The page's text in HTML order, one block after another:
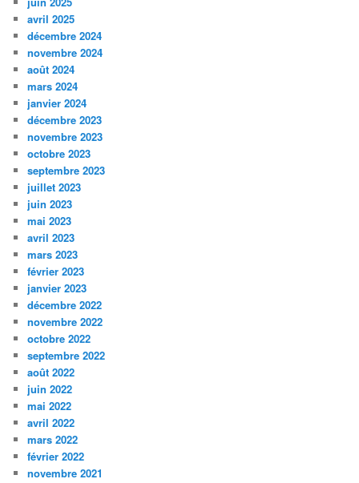
avril 2025
décembre 2024
novembre 2024
août 2024
mars 2024
janvier 2024
décembre 2023
novembre 2023
octobre 2023
septembre 2023
juillet 2023
juin 2023
mai 2023
avril 2023
mars 2023
février 2023
janvier 2023
décembre 2022
novembre 2022
octobre 2022
septembre 2022
août 2022
juin 2022
mai 2022
avril 2022
mars 2022
février 2022
novembre 2021